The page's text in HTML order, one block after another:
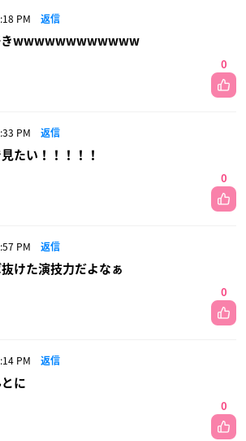
PM 返信
きwwwwwwwwwwww
0
PM 返信
たい！！！！！
0
PM 返信
けた演技力だよなぁ
0
PM 返信
に
0